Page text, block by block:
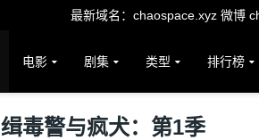
最新域名：chaospace.xyz 微博
电影 剧集 类型 排行榜
缉毒警与疯犬：第1季